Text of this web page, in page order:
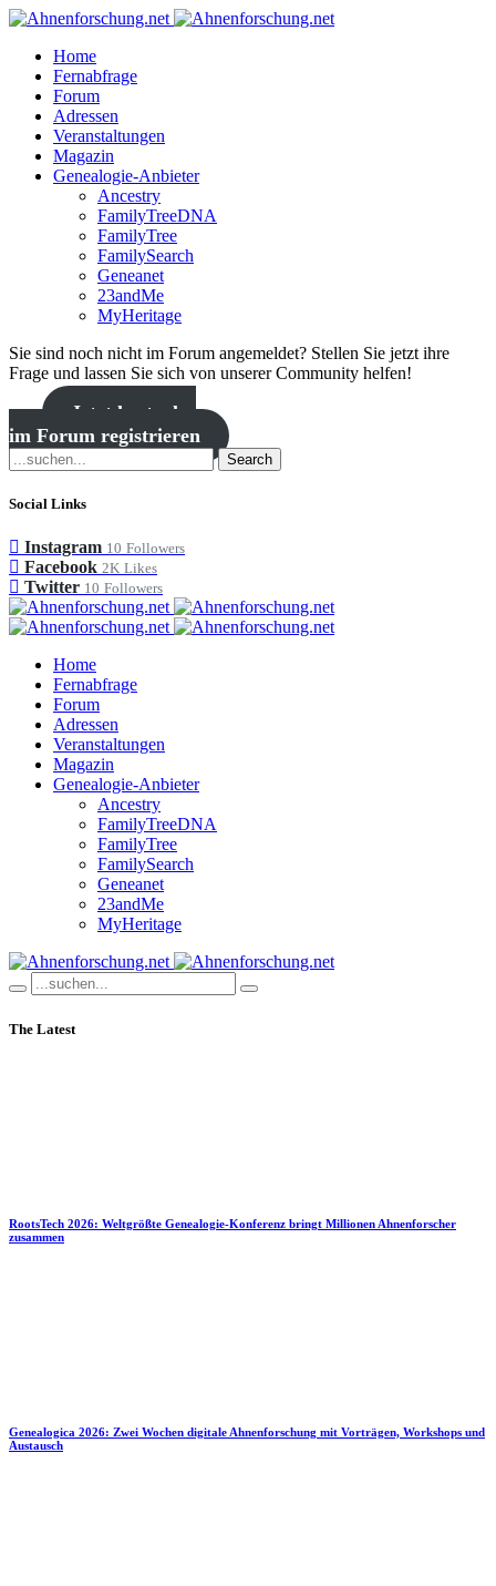
Home
Fernabfrage
Forum
Adressen
Veranstaltungen
Magazin
Genealogie-Anbieter
Ancestry
FamilyTreeDNA
FamilyTree
FamilySearch
Geneanet
23andMe
MyHeritage
Sie sind noch nicht im Forum angemeldet? Stellen Sie jetzt ihre
Frage und lassen Sie sich von unserer Community helfen!
Jetzt kostenlos
im Forum registrieren
Search
Social Links
Instagram 10 Followers
Facebook 2K Likes
Twitter 10 Followers
Home
Fernabfrage
Forum
Adressen
Veranstaltungen
Magazin
Genealogie-Anbieter
Ancestry
FamilyTreeDNA
FamilyTree
FamilySearch
Geneanet
23andMe
MyHeritage
The Latest
RootsTech 2026: Weltgrößte Genealogie-Konferenz bringt Millionen Ahnenforscher
zusammen
Genealogica 2026: Zwei Wochen digitale Ahnenforschung mit Vorträgen, Workshops und
Austausch